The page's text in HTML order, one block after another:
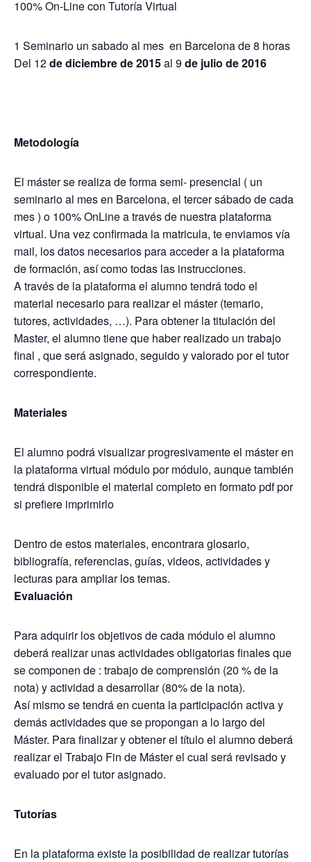
100% On-Line con Tutoría Virtual
1 Seminario un sabado al mes en Barcelona de 8 horas
Del 12de diciembre de 2015al 9 de julio de 2016
Metodología
El máster se realiza de forma semi- presencial ( un
seminario al mes en Barcelona, el tercer sábado de cada
mes ) o 100% OnLine a través de nuestra plataforma
virtual. Una vez confirmada la matricula, te enviamos vía
mail, los datos necesarios para acceder a la plataforma
de formación, así como todas las instrucciones.
A través de la plataforma el alumno tendrá todo el
material necesario para realizar el máster (temario,
tutores, actividades, …). Para obtener la titulación del
Master, el alumno tiene que haber realizado un trabajo
final , que será asignado, seguido y valorado por el tutor
correspondiente.
Materiales
El alumno podrá visualizar progresivamente el máster en
la plataforma virtual módulo por módulo, aunque también
tendrá disponible el material completo en formato pdf por
si prefiere imprimirlo
Dentro de estos materiales, encontrara glosario,
bibliografía, referencias, guías, videos, actividades y
lecturas para ampliar los temas.
Evaluación
Para adquirir los objetivos de cada módulo el alumno
deberá realizar unas actividades obligatorias finales que
se componen de : trabajo de comprensión (20 % de la
nota) y actividad a desarrollar (80% de la nota).
Así mismo se tendrá en cuenta la participación activa y
demás actividades que se propongan a lo largo del
Máster. Para finalizar y obtener el título el alumno deberá
realizar el Trabajo Fin de Máster el cual será revisado y
evaluado por el tutor asignado.
Tutorías
En la plataforma existe la posibilidad de realizar tutorías